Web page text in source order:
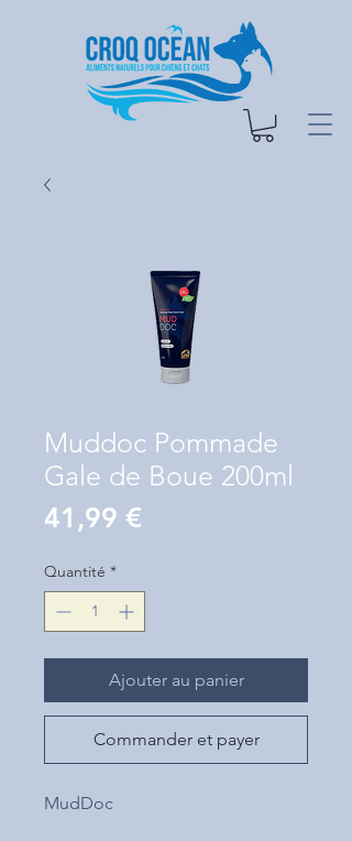
Muddoc Pommade
Gale de Boue 200ml
41,99 €Prix
Quantité *
Ajouter au panier
Commander et payer
MudDoc